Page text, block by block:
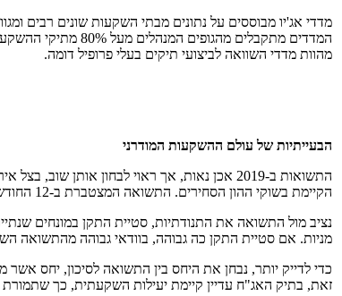
המדדים מתקבלים
מהוות מדדי השוואה לביצועי תיקים בעלי פרופיל דומה.
הבעייתיות של עולם ההשקעות המודרני
הקיימת בשוקי ההון הסחירים. התשואה המצטברת ב-12 החודשים האחרונים היתה 2.41% בתיק האג"ח, 1.35% בלבד בתיק המנייתי ו-2.23% בתיק המכיל עד 30% מניות בעוד השאר באג"ח.
נציב מול התשואה את התנודתיות, סטיית התקן במונחים
מניות. אם סטיית התקן כה גבוהה, בוודאי גבוהה מהתשואה
זאת, בתיק האג"ח עדיין קיימת יעילות השקעתית, כך שתמורת